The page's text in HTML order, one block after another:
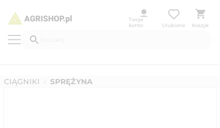
Twoje
konto
Ulubione Koszyk
CIĄGNIKI / SPRĘŻYNA